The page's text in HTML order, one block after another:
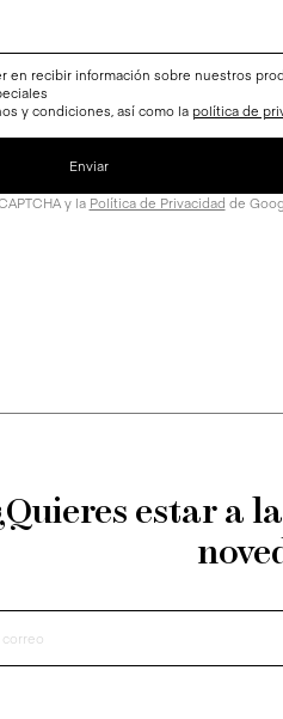
en recibir información sobre nuestros
y condiciones, así como la política de
y la Política de Privacidad de
estar a